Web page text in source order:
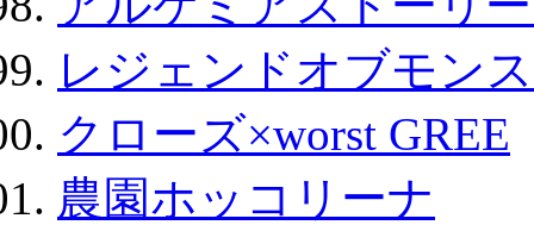
レジェンドオブモン
クローズ×worst GREE
農園ホッコリーナ